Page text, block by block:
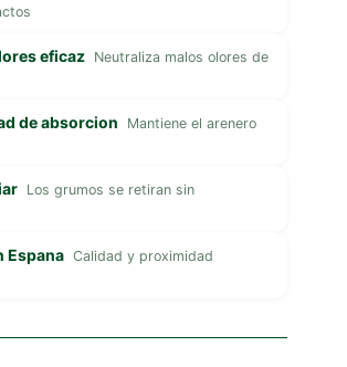
eficaz Neutraliza malos olores de
de absorcion
Mantiene el arenero
Los grumos se retiran sin
Espana Calidad y proximidad